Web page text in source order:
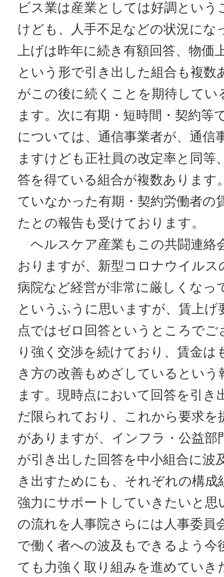
ビス業は産業としては好調とい
けども、人手不足などの状況にな
上げは昨年に続き有額回答、物価
という形で引き出した組合も複数
がこの後に続くことを期待してい
ます。次に有期・短時間・契約等
については、通信事業者が、通信
ますけども正社員の改定率と同等
答を得ている組合が複数あります
ていなかった有期・契約労働者の
たとの報告も受けております。
ヘルスケア産業もこの共闘連絡
おりますが、新型コロナウイルス
病院など経営が非常に厳しくなっ
というふうに思いますが、賃上げ
点ではゼロ回答というところでご
り強く交渉を続けており、賃金は
き方の改善もめざしているという
ます。現時点において回答を引き
だ限られており、これから要求を
がありますが、インフラ・公益部
が引き出した回答を中小組合に波
き出すためにも、それぞれの構成
強力にサポートしていきたいと思
の流れを人事院さらには人事委員
で働く者への波及もできるよう今
ても力強く取り組みを進めていき